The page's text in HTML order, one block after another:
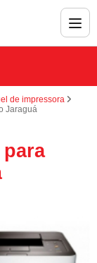
de impressora
Jaraguá